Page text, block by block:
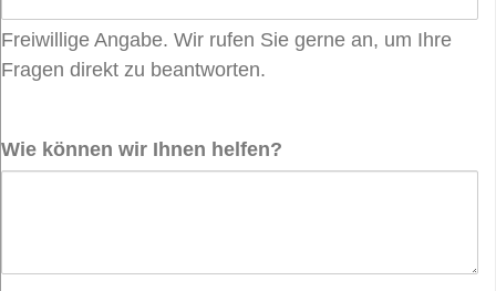
Freiwillige Angabe. Wir rufen Sie gerne an, um Ihre
Fragen direkt zu beantworten.
Wie können wir Ihnen helfen?